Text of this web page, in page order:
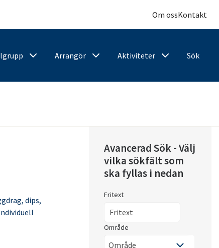
Om ossKontakt
Arrangör Aktiviteter Sök
dips,
Avancerad Sök - Välj
vilka sökfält som
ska fyllas i nedan
Fritext
Område